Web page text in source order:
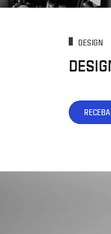
DESIGN